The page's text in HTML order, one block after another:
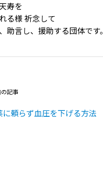
寿を
る様 祈念して
助言し、援助する団体です。
記事
に頼らず血圧を下げる方法